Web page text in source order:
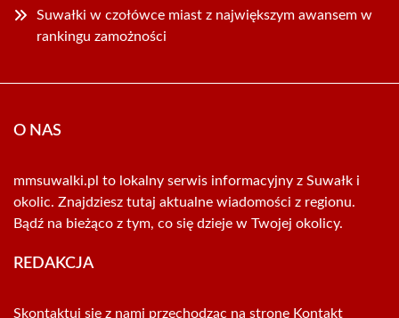
Suwałki w czołówce miast z największym awansem w
rankingu zamożności
O NAS
mmsuwalki.pl to lokalny serwis informacyjny z Suwałk i
okolic. Znajdziesz tutaj aktualne wiadomości z regionu.
Bądź na bieżąco z tym, co się dzieje w Twojej okolicy.
REDAKCJA
Skontaktuj się z nami przechodząc na stronę Kontakt